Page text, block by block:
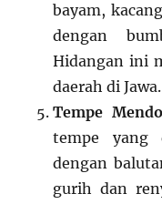
bayam,
dengan
Hidangan ini
daerah di Jawa.
Tempe
tempe yang
dengan
gurih dan